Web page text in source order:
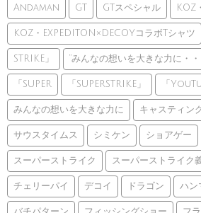
Andaman GT GTスペシャル KOZ
KOZ・EXPEDITON×DECOYコラボTシャツ
STRIKE」 ”みんなの想いを大きな力に・・
「SUPER 「SUPERSTRIKE」 「
みんなの想いを大きな力に キャスティン
サウスタイムス シミケン ショアゲー
スーパーストライク スーパーストライク
チェリーパイ デコイ ドラゴン ハン